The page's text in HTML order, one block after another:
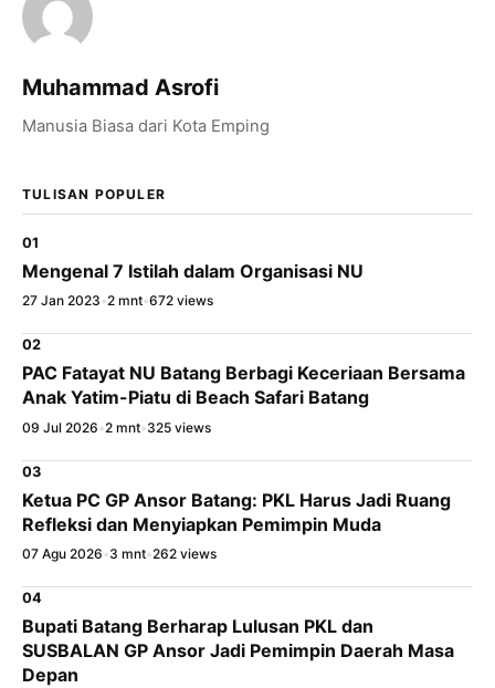
Muhammad Asrofi
Manusia Biasa dari Kota Emping
TULISAN POPULER
01
Mengenal 7 Istilah dalam Organisasi NU
27 Jan 2023 •2 mnt•672 views
02
PAC Fatayat NU Batang Berbagi Keceriaan Bersama
Anak Yatim-Piatu di Beach Safari Batang
09 Jul 2026 •2 mnt•325 views
03
Ketua PC GP Ansor Batang: PKL Harus Jadi Ruang
Refleksi dan Menyiapkan Pemimpin Muda
07 Agu 2026 •3 mnt•262 views
04
Bupati Batang Berharap Lulusan PKL dan
SUSBALAN GP Ansor Jadi Pemimpin Daerah Masa
Depan
WhatsApp
Salin Tautan Artikel